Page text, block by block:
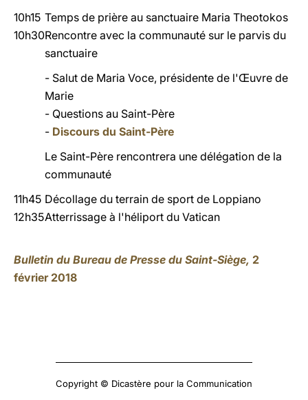
10h15 Temps de prière au sanctuaire Maria Theotokos
10h30Rencontre avec la communauté sur le parvis du
sanctuaire
- Salut de Maria Voce, présidente de l'Œuvre de
Marie
- Questions au Saint-Père
- Discours du Saint-Père
Le Saint-Père rencontrera une délégation de la
communauté
11h45 Décollage du terrain de sport de Loppiano
12h35Atterrissage à l'héliport du Vatican
Bulletin du Bureau de Presse du Saint-Siège, 2
février 2018
Copyright © Dicastère pour la Communication